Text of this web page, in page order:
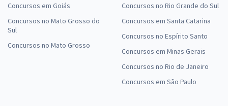
Concursos em Goiás
Concursos no Mato Grosso do
Sul
Concursos no Mato Grosso
Concursos no Rio Grande do Sul
Concursos em Santa Catarina
Concursos no Espírito Santo
Concursos em Minas Gerais
Concursos no Rio de Janeiro
Concursos em São Paulo